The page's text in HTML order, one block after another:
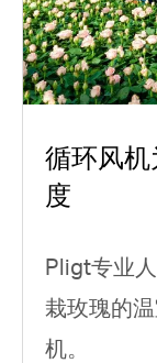
循环风
度
Pligt专业
栽玫瑰的
机。